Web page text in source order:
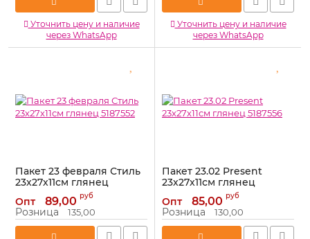
Уточнить цену и наличие
через WhatsApp
Уточнить цену и наличие
через WhatsApp
Пакет 23 февраля Стиль
23х27х11см глянец
Артикул: 5187552
Опт 89,00 руб
Розница 135,00
Пакет 23.02 Present
23х27х11см глянец
Артикул: 5187556
Опт 85,00 руб
Розница 130,00